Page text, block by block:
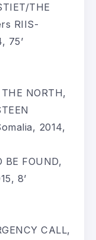
THE
RIIS-
75’
NORTH,
2014,
FOUND,
8’
CALL,